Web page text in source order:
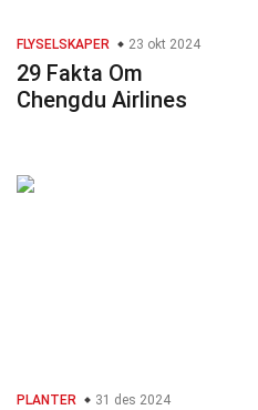
FLYSELSKAPER 23 okt 2024
29 Fakta Om
Chengdu Airlines
PLANTER 31 des 2024